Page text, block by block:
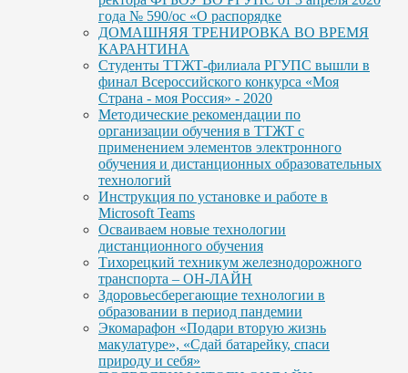
года № 590/ос «О распорядке
ДОМАШНЯЯ ТРЕНИРОВКА ВО ВРЕМЯ
КАРАНТИНА
Студенты ТТЖТ-филиала РГУПС вышли в
финал Всероссийского конкурса «Моя
Страна - моя Россия» - 2020
Методические рекомендации по
организации обучения в ТТЖТ с
применением элементов электронного
обучения и дистанционных образовательных
технологий
Инструкция по установке и работе в
Microsoft Teams
Осваиваем новые технологии
дистанционного обучения
Тихорецкий техникум железнодорожного
транспорта – ОН-ЛАЙН
Здоровьесберегающие технологии в
образовании в период пандемии
Экомарафон «Подари вторую жизнь
макулатуре», «Сдай батарейку, спаси
природу и себя»